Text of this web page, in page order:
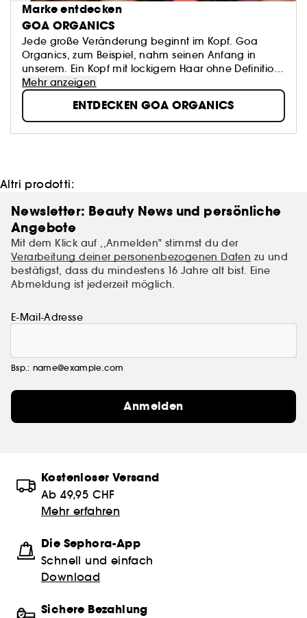
Marke entdecken
GOA ORGANICS
Jede große Veränderung beginnt im Kopf. Goa
Organics, zum Beispiel, nahm seinen Anfang in
unserem. Ein Kopf mit lockigem Haar ohne Definition,
kraus, strapaziert und spröde. Sagen wir mal, wir
hatten eine turbulente Beziehung. Du weißt
wahrscheinlich, wovon wir sprechen. Aber wir hatten
auch eine klare Idee: Produkte zu entwickeln, die
weder unserem Haar noch unserem Planeten
gemeinsam glücklich werden.
Mehr anzeigen
ENTDECKEN GOA ORGANICS
Altri prodotti:
Newsletter: Beauty News und persönliche
Angebote
Mit dem Klick auf ,,Anmelden" stimmst du der
Verarbeitung deiner personenbezogenen Daten zu und
bestätigst, dass du mindestens 16 Jahre alt bist. Eine
Abmeldung ist jederzeit möglich.
E-Mail-Adresse
Bsp.: name@example.com
Anmelden
Kostenloser Versand
Ab 49,95 CHF
Mehr erfahren
Die Sephora-App
Schnell und einfach
Download
Sichere Bezahlung